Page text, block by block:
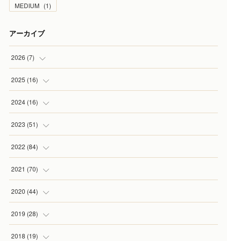
MEDIUM (1)
アーカイブ
2026 (7)
(1
(2
(2
(1
2025 (16)
(2
(1
(2
(1
2024 (16)
(3
(2
(3
(1
2023 (51)
(1
(4
(6
(5
2022 (84)
(9
(2
(6
(11
2021 (70)
(10 )
(4
(5
2020 (44)
(5
(9
2019 (28)
(2
2018 (19)